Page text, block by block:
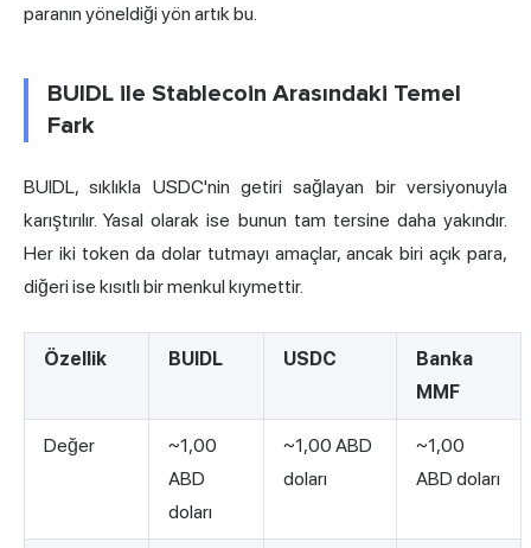
paranın yöneldiği yön artık bu.
BUIDL ile Stablecoin Arasındaki Temel
Fark
BUIDL, sıklıkla USDC'nin getiri sağlayan bir versiyonuyla
karıştırılır. Yasal olarak ise bunun tam tersine daha yakındır.
Her iki token da dolar tutmayı amaçlar, ancak biri açık para,
diğeri ise kısıtlı bir menkul kıymettir.
Özellik BUIDL USDC
Banka
MMF
Değer
~1,00
ABD
doları
~1,00 ABD
doları
~1,00
ABD doları